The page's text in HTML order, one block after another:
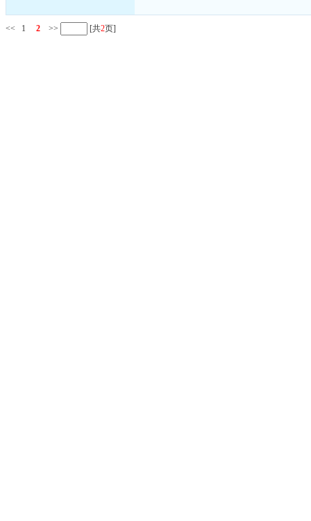
<< 1 2 >> [共2页]